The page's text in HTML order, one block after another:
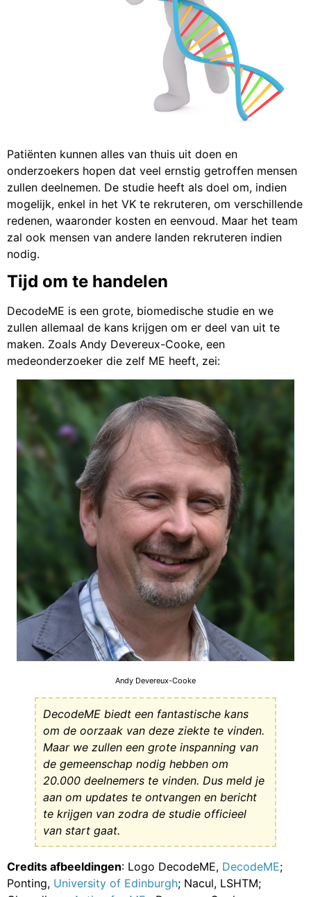
Patiënten kunnen alles van thuis uit doen en
onderzoekers hopen dat veel ernstig getroffen mensen
zullen deelnemen. De studie heeft als doel om, indien
mogelijk, enkel in het VK te rekruteren, om verschillende
redenen, waaronder kosten en eenvoud. Maar het team
zal ook mensen van andere landen rekruteren indien
nodig.
Tijd om te handelen
DecodeME is een grote, biomedische studie en we
zullen allemaal de kans krijgen om er deel van uit te
maken. Zoals Andy Devereux-Cooke, een
medeonderzoeker die zelf ME heeft, zei:
Andy Devereux-Cooke
DecodeME biedt een fantastische kans
om de oorzaak van deze ziekte te vinden.
Maar we zullen een grote inspanning van
de gemeenschap nodig hebben om
20.000 deelnemers te vinden. Dus meld je
aan om updates te ontvangen en bericht
te krijgen van zodra de studie officieel
van start gaat.
Credits afbeeldingen: Logo DecodeME, DecodeME;
Ponting, University of Edinburgh; Nacul, LSHTM;